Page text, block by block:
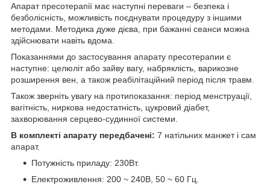
Апарат пресотерапії має наступні переваги – безпека і
безболісність, можливість поєднувати процедуру з іншими
методами. Методика дуже дієва, при бажанні сеанси можна
здійснювати навіть вдома.
Показаннями до застосування апарату пресотерапии є
наступне: целюліт або зайву вагу, набряклість, варикозне
розширення вен, а також реабілітаційний період після травм.
Також зверніть увагу на протипоказання: період менструації,
вагітність, ниркова недостатність, цукровий діабет,
захворювання серцево-судинної системи.
В комплекті апарату передбачені: 7 натільних манжет і сам
апарат.
Потужність приладу: 230Вт.
Електроживлення: 200 ~ 240В, 50 ~ 60 Гц.